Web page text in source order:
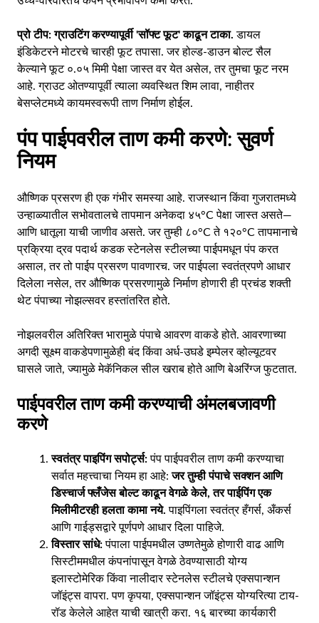
प्रो टीप: ग्राउटिंग करण्यापूर्वी 'सॉफ्ट फूट' काढून टाका. डायल
इंडिकेटरने मोटरचे चारही फूट तपासा. जर होल्ड-डाउन बोल्ट सैल
केल्याने फूट ०.०५ मिमी पेक्षा जास्त वर येत असेल, तर तुमचा फूट नरम
आहे. ग्राउट ओतण्यापूर्वी त्याला व्यवस्थित शिम लावा, नाहीतर
बेसप्लेटमध्ये कायमस्वरूपी ताण निर्माण होईल.
पंप पाईपवरील ताण कमी करणे: सुवर्ण
नियम
औष्णिक प्रसरण ही एक गंभीर समस्या आहे. राजस्थान किंवा गुजरातमध्ये
उन्हाळ्यातील सभोवतालचे तापमान अनेकदा ४५°C पेक्षा जास्त असते—
आणि धातूला याची जाणीव असते. जर तुम्ही ८०°C ते १२०°C तापमानाचे
प्रक्रिया द्रव पदार्थ कडक स्टेनलेस स्टीलच्या पाईपमधून पंप करत
असाल, तर तो पाईप प्रसरण पावणारच. जर पाईपला स्वतंत्रपणे आधार
दिलेला नसेल, तर औष्णिक प्रसरणामुळे निर्माण होणारी ही प्रचंड शक्ती
थेट पंपाच्या नोझल्सवर हस्तांतरित होते.
नोझलवरील अतिरिक्त भारामुळे पंपाचे आवरण वाकडे होते. आवरणाच्या
अगदी सूक्ष्म वाकडेपणामुळेही बंद किंवा अर्ध-उघडे इम्पेलर व्होल्यूटवर
घासले जाते, ज्यामुळे मेकॅनिकल सील खराब होते आणि बेअरिंग्ज फुटतात.
पाईपवरील ताण कमी करण्याची अंमलबजावणी
करणे
स्वतंत्र पाइपिंग सपोर्ट्स:पंप पाईपवरील ताण कमी करण्याचा
सर्वात महत्त्वाचा नियम हा आहे:जर तुम्ही पंपाचे सक्शन आणि
डिस्चार्ज फ्लँजेस बोल्ट काढून वेगळे केले, तर पाईपिंग एक
मिलीमीटरही हलता कामा नये. पाइपिंगला स्वतंत्र हँगर्स, अँकर्स
आणि गाईड्सद्वारे पूर्णपणे आधार दिला पाहिजे.
विस्तार सांधे:पंपाला पाईपमधील उष्णतेमुळे होणारी वाढ आणि
सिस्टीममधील कंपनांपासून वेगळे ठेवण्यासाठी योग्य
इलास्टोमेरिक किंवा नालीदार स्टेनलेस स्टीलचे एक्सपान्शन
जॉइंट्स वापरा. पण कृपया, एक्सपान्शन जॉइंट्स योग्यरित्या टाय-
रॉड केलेले आहेत याची खात्री करा. १६ बारच्या कार्यकारी